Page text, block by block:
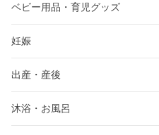
ベビー用品・育児グッズ
妊娠
出産・産後
沐浴・お風呂